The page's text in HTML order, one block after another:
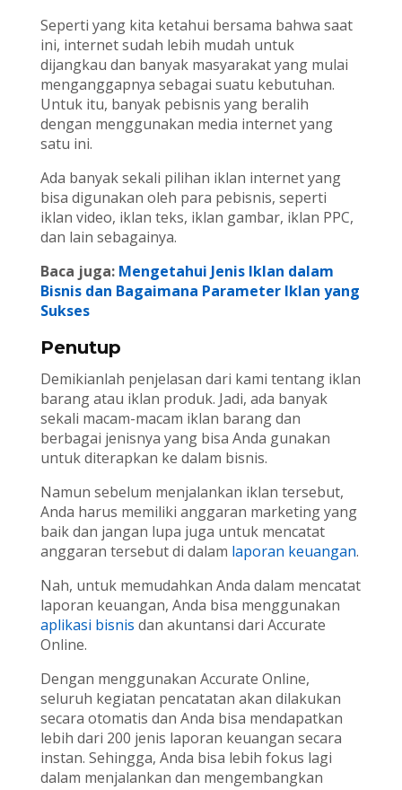
Seperti yang kita ketahui bersama bahwa saat
ini, internet sudah lebih mudah untuk
dijangkau dan banyak masyarakat yang mulai
menganggapnya sebagai suatu kebutuhan.
Untuk itu, banyak pebisnis yang beralih
dengan menggunakan media internet yang
satu ini.
Ada banyak sekali pilihan iklan internet yang
bisa digunakan oleh para pebisnis, seperti
iklan video, iklan teks, iklan gambar, iklan PPC,
dan lain sebagainya.
Baca juga: Mengetahui Jenis Iklan dalam
Bisnis dan Bagaimana Parameter Iklan yang
Sukses
Penutup
Demikianlah penjelasan dari kami tentang iklan
barang atau iklan produk. Jadi, ada banyak
sekali macam-macam iklan barang dan
berbagai jenisnya yang bisa Anda gunakan
untuk diterapkan ke dalam bisnis.
Namun sebelum menjalankan iklan tersebut,
Anda harus memiliki anggaran marketing yang
baik dan jangan lupa juga untuk mencatat
anggaran tersebut di dalam laporan keuangan.
Nah, untuk memudahkan Anda dalam mencatat
laporan keuangan, Anda bisa menggunakan
aplikasi bisnis dan akuntansi dari Accurate
Online.
Dengan menggunakan Accurate Online,
seluruh kegiatan pencatatan akan dilakukan
secara otomatis dan Anda bisa mendapatkan
lebih dari 200 jenis laporan keuangan secara
instan. Sehingga, Anda bisa lebih fokus lagi
dalam menjalankan dan mengembangkan